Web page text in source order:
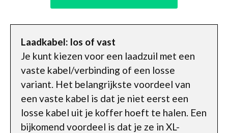
Laadkabel: los of vast
Je kunt kiezen voor een laadzuil met een
vaste kabel/verbinding of een losse
variant. Het belangrijkste voordeel van
een vaste kabel is dat je niet eerst een
losse kabel uit je koffer hoeft te halen. Een
bijkomend voordeel is dat je ze in XL-